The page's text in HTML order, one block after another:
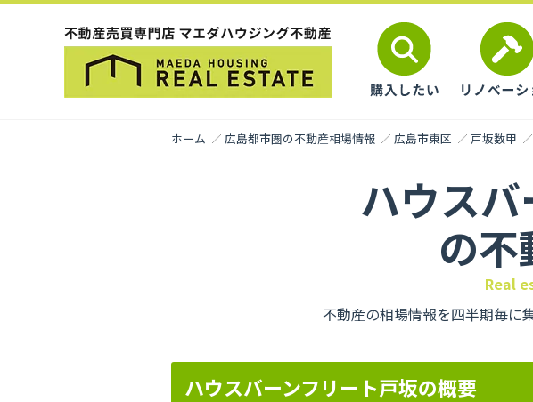
ホーム 広島都市圏の不動産相場情報 広島市東区 戸坂数甲
ハウス
の
Real
不動産の相場情報を四半期毎に
ハウスバーンフリート戸坂の概要